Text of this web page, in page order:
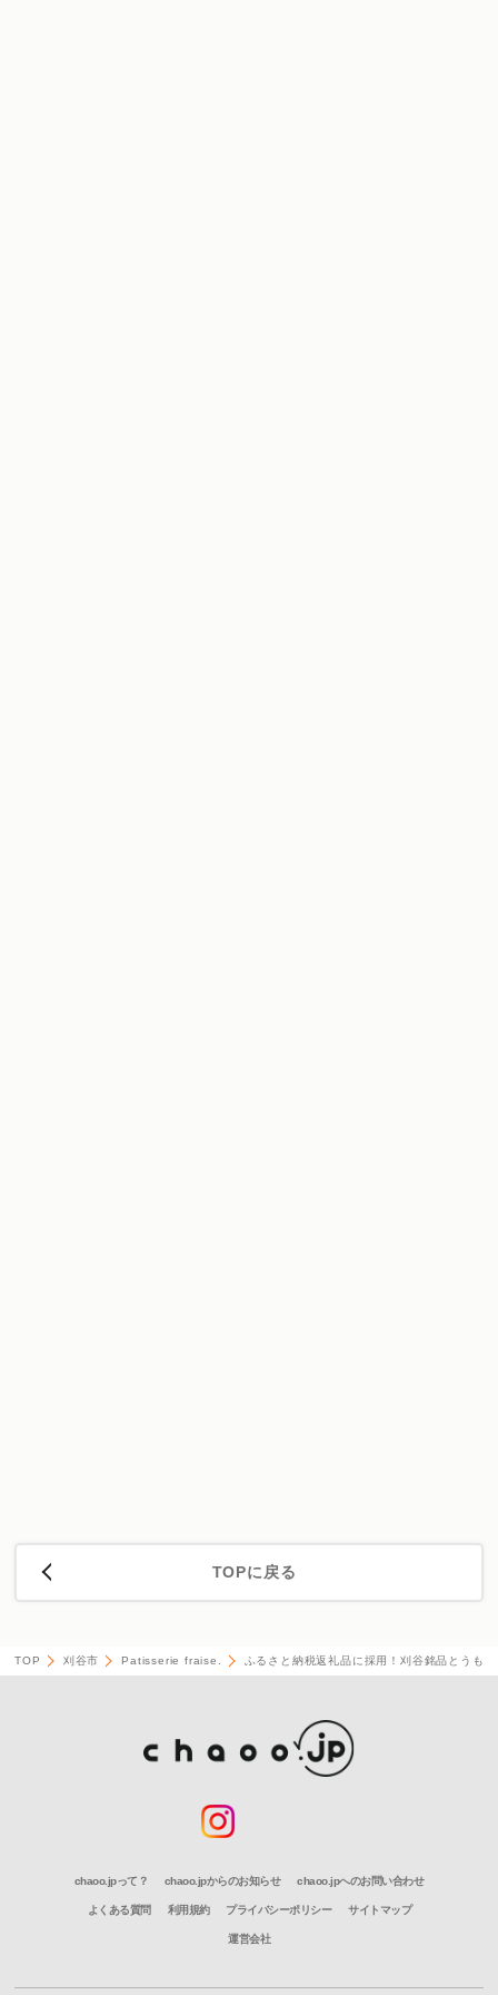
TOPに戻る
TOP 刈谷市 Patisserie fraise. ふるさと納税返礼品に採用！刈谷銘品とうも
chaoo.jpって？ chaoo.jpからのお知らせ chaoo.jpへのお問い合わせ
よくある質問 利用規約 プライバシーポリシー サイトマップ
運営会社